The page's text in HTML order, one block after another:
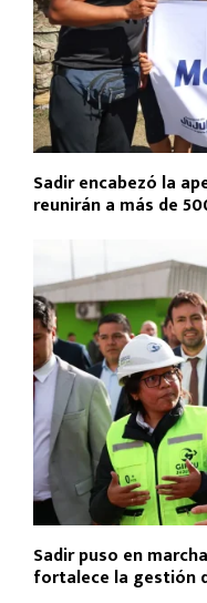
Sadir encabezó la
reunirán a más de
Sadir puso en
fortalece la gestión